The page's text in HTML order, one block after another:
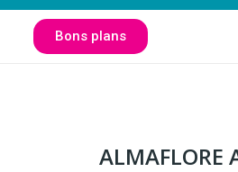
Bons plans
ALMAFLORE